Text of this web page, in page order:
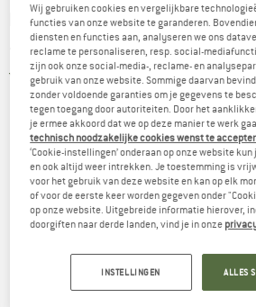
MANDALA - Women's Wild Leg
- Trainingsbroek
5,0(1)
Wij gebruiken cookies en vergelijkbare
functies van onze website te garanderen.
diensten en functies aan, analyseren we ons
reclame te personaliseren, resp. social-
zijn ook onze social-media-, reclame- en
gebruik van onze website. Sommige daarvan
zonder voldoende garanties om je gegevens te
tegen toegang door autoriteiten. Door het
je ermee akkoord dat we op deze manier te werk
technisch noodzakelijke cookies wenst te
‘Cookie-instellingen’ onderaan op onze website
en ook altijd weer intrekken. Je toestemming is
voor het gebruik van deze website en kan op elk
of voor de eerste keer worden gegeven onder
op onze website. Uitgebreide informatie hierover,
doorgiften naar derde landen, vind je in onze
INSTELLINGEN ALLES